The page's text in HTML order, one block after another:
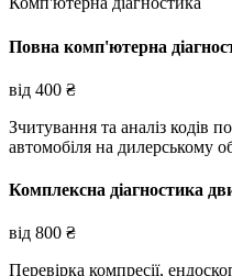
Повна комп'ютерна
від 400 ₴
Зчитування та аналіз кодів
автомобіля на дилерському
Комплексна діагностика
від 800 ₴
Перевірка компресії,